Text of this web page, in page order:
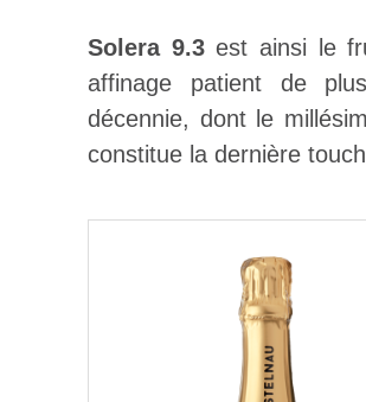
Solera 9.3est ainsi le
affinage patient de
décennie, dont le
constitue la dernière